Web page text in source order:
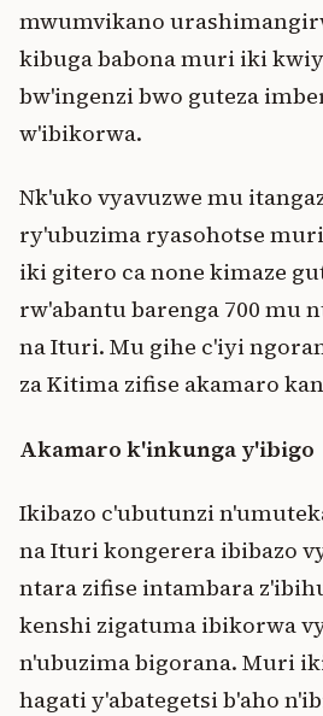
mwumvikano
kibuga babona muri iki
bw'ingenzi bwo guteza
w'ibikorwa.
Nk'uko vyavuzwe mu
ry'ubuzima ryasohotse
iki gitero ca none kimaze
rw'abantu barenga 700 mu
na Ituri. Mu gihe c'iyi
za Kitima zifise akamaro
Akamaro k'inkunga y'ibigo
Ikibazo c'ubutunzi
na Ituri kongerera ibibazo
ntara zifise intambara
kenshi zigatuma ibikorwa
n'ubuzima bigorana. Muri
hagati y'abategetsi b'aho